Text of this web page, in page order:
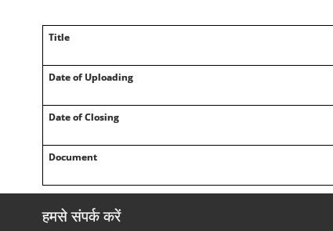
Title
Date of Uploading
Date of Closing
Document
हमसे संपर्क करें